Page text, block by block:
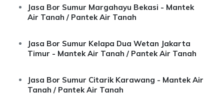
Jasa Bor Sumur Margahayu Bekasi - Mantek
Air Tanah / Pantek Air Tanah
Jasa Bor Sumur Kelapa Dua Wetan Jakarta
Timur - Mantek Air Tanah / Pantek Air Tanah
Jasa Bor Sumur Citarik Karawang - Mantek Air
Tanah / Pantek Air Tanah